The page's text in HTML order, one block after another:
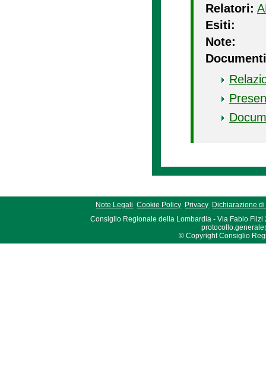
Relatori:
Esiti:
Note:
Note Legali Cookie Policy Privacy Dichiarazione
Consiglio Regionale della Lombardia - Via Fabio Filzi
© Copyright Consiglio